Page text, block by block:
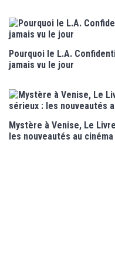
Pourquoi le L.A.
jamais vu le jour
Mystère à Venise, Le
les nouveautés au